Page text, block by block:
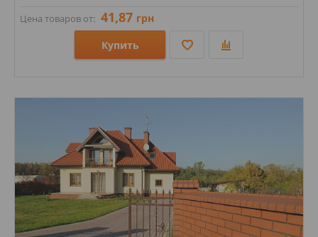
Цена товаров от: 41,87 грн
Купить
Стили: Под кирпич;